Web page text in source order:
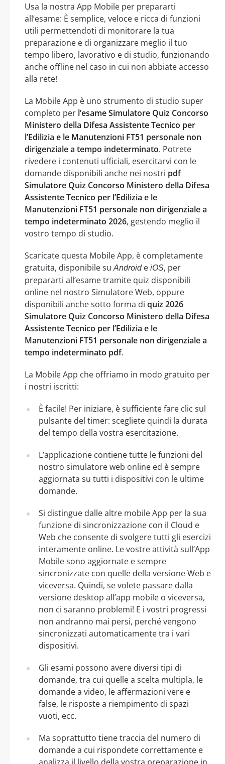
Usa la nostra App Mobile per prepararti
all’esame: È semplice, veloce e ricca di funzioni
utili permettendoti di monitorare la tua
preparazione e di organizzare meglio il tuo
tempo libero, lavorativo e di studio, funzionando
anche offline nel caso in cui non abbiate accesso
alla rete!
La Mobile App è uno strumento di studio super
completo per l’esame Simulatore Quiz Concorso
Ministero della Difesa Assistente Tecnico per
l’Edilizia e le Manutenzioni FT51 personale non
dirigenziale a tempo indeterminato. Potrete
rivedere i contenuti ufficiali, esercitarvi con le
domande disponibili anche nei nostri pdf
Simulatore Quiz Concorso Ministero della Difesa
Assistente Tecnico per l’Edilizia e le
Manutenzioni FT51 personale non dirigenziale a
tempo indeterminato 2026, gestendo meglio il
vostro tempo di studio.
Scaricate questa Mobile App, è completamente
gratuita, disponibile suAndroide iOS, per
prepararti all’esame tramite quiz disponibili
online nel nostro Simulatore Web, oppure
disponibili anche sotto forma di quiz 2026
Simulatore Quiz Concorso Ministero della Difesa
Assistente Tecnico per l’Edilizia e le
Manutenzioni FT51 personale non dirigenziale a
tempo indeterminato pdf.
La Mobile App che offriamo in modo gratuito per
i nostri iscritti:
È facile! Per iniziare, è sufficiente fare clic sul
pulsante del timer: scegliete quindi la durata
del tempo della vostra esercitazione.
L’applicazione contiene tutte le funzioni del
nostro simulatore web online ed è sempre
aggiornata su tutti i dispositivi con le ultime
domande.
Si distingue dalle altre mobile App per la sua
funzione di sincronizzazione con il Cloud e
Web che consente di svolgere tutti gli esercizi
interamente online. Le vostre attività sull’App
Mobile sono aggiornate e sempre
sincronizzate con quelle della versione Web e
viceversa. Quindi, se volete passare dalla
versione desktop all’app mobile o viceversa,
non ci saranno problemi! E i vostri progressi
non andranno mai persi, perché vengono
sincronizzati automaticamente tra i vari
dispositivi.
Gli esami possono avere diversi tipi di
domande, tra cui quelle a scelta multipla, le
domande a video, le affermazioni vere e
false, le risposte a riempimento di spazi
vuoti, ecc.
Ma soprattutto tiene traccia del numero di
domande a cui rispondete correttamente e